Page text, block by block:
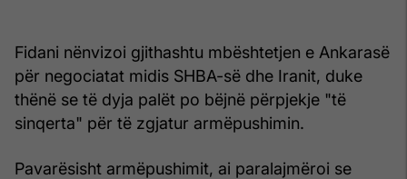
Fidani nënvizoi gjithashtu mbështetjen e Ankarasë
për negociatat midis SHBA-së dhe Iranit, duke
thënë se të dyja palët po bëjnë përpjekje "të
sinqerta" për të zgjatur armëpushimin.
Pavarësisht armëpushimit, ai paralajmëroi se